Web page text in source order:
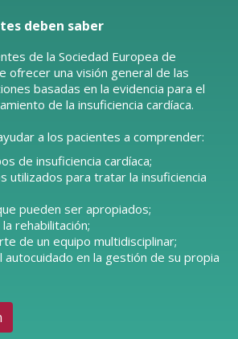
deben saber
de la Sociedad Europea de
ofrecer una visión general de las
basadas en la evidencia para el
de la insuficiencia cardíaca.
a los pacientes a comprender:
de insuficiencia cardíaca;
utilizados para tratar la insuficiencia
pueden ser apropiados;
rehabilitación;
de un equipo multidisciplinar;
autocuidado en la gestión de su propia